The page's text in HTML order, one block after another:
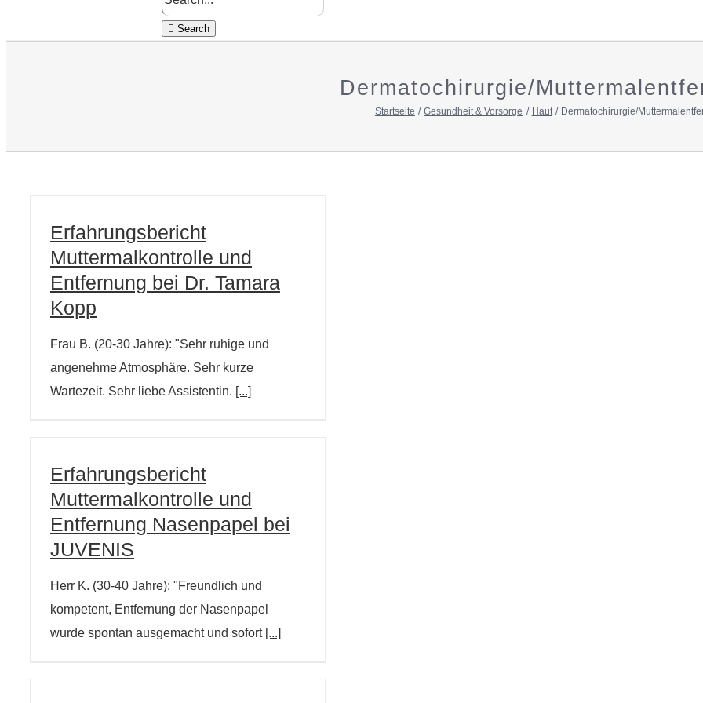
Search
Dermatochirurgie/
Startseite Gesundheit & Vorsorge Haut Dermatochirurgie/
Erfahrungsbericht
Muttermalkontrolle und
Entfernung bei Dr. Tamara
Kopp
Frau B. (20-30 Jahre): "Sehr ruhige und
angenehme Atmosphäre. Sehr kurze
Wartezeit. Sehr liebe Assistentin. [...]
Erfahrungsbericht
Muttermalkontrolle und
Entfernung Nasenpapel bei
JUVENIS
Herr K. (30-40 Jahre): "Freundlich und
kompetent, Entfernung der Nasenpapel
wurde spontan ausgemacht und sofort [...]